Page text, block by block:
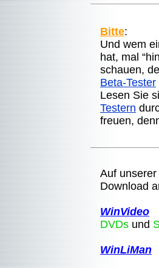
Bitte:
Und wem
hat, mal
schauen,
Beta-Tester
Lesen Sie
Testern
freuen,
Auf
Download
WinVideo
DVDs und
WinLiMan